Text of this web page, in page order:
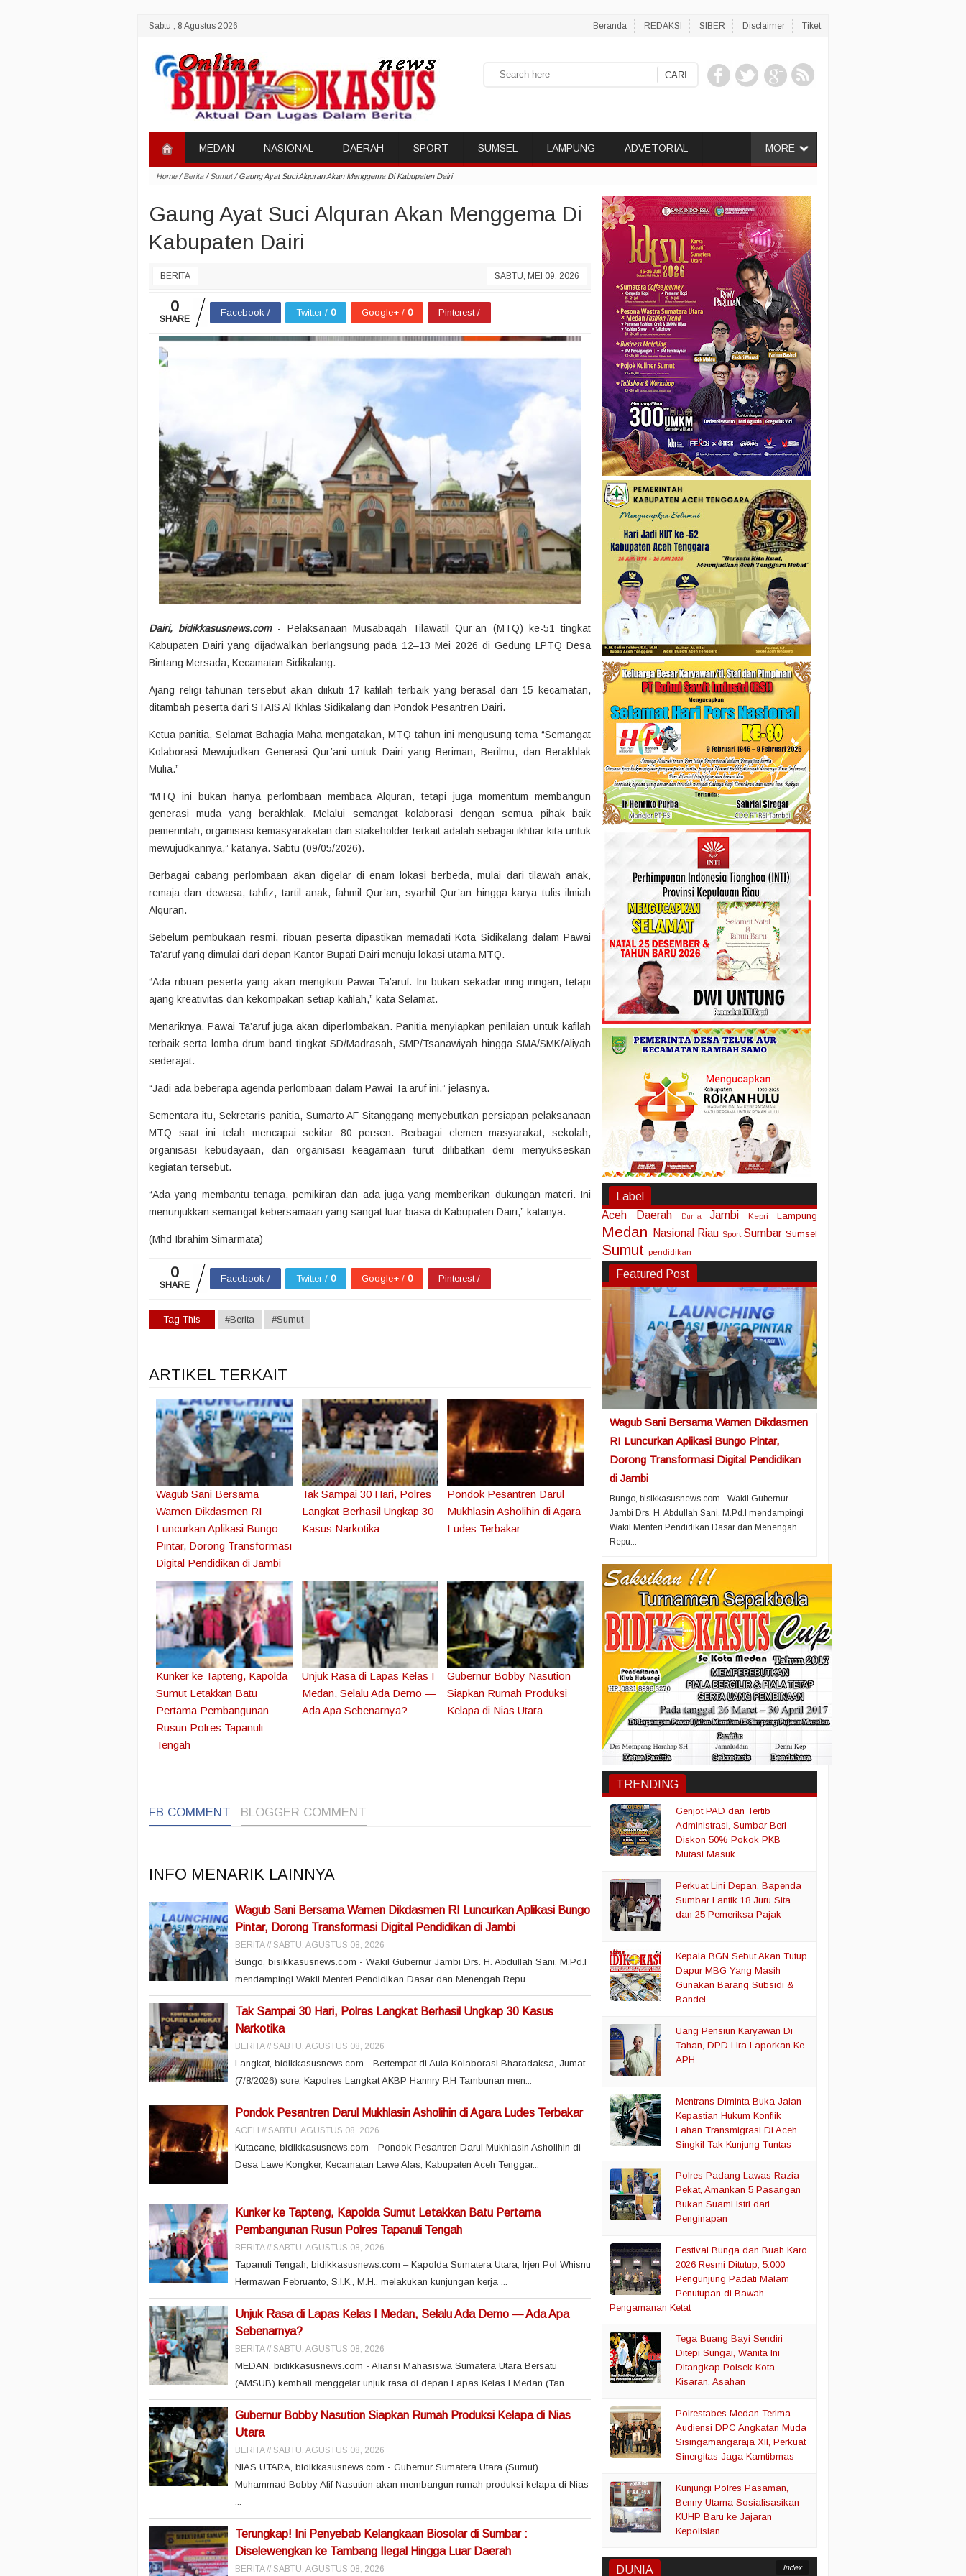
Sabtu , 8 Agustus 2026 Beranda REDAKSI SIBER Disclaimer Tiket
MORE
MEDAN NASIONAL DAERAH SPORT SUMSEL LAMPUNG ADVETORIAL
Home/Berita/Sumut/Gaung Ayat Suci Alquran Akan Menggema Di Kabupaten Dairi
Gaung Ayat Suci Alquran Akan Menggema Di
Kabupaten Dairi
BERITA SABTU, MEI 09, 2026
0
SHARE
Facebook / Twitter / 0 Google+ / 0 Pinterest /
Dairi, bidikkasusnews.com- Pelaksanaan Musabaqah Tilawatil Qur’an (MTQ) ke-51 tingkat
Kabupaten Dairi yang dijadwalkan berlangsung pada 12–13 Mei 2026 di Gedung LPTQ Desa
Bintang Mersada, Kecamatan Sidikalang.
Ajang religi tahunan tersebut akan diikuti 17 kafilah terbaik yang berasal dari 15 kecamatan,
ditambah peserta dari STAIS Al Ikhlas Sidikalang dan Pondok Pesantren Dairi.
Ketua panitia, Selamat Bahagia Maha mengatakan, MTQ tahun ini mengusung tema “Semangat
Kolaborasi Mewujudkan Generasi Qur’ani untuk Dairi yang Beriman, Berilmu, dan Berakhlak
Mulia.”
“MTQ ini bukan hanya perlombaan membaca Alquran, tetapi juga momentum membangun
generasi muda yang berakhlak. Melalui semangat kolaborasi dengan semua pihak baik
pemerintah, organisasi kemasyarakatan dan stakeholder terkait adalah sebagai ikhtiar kita untuk
mewujudkannya,” katanya. Sabtu (09/05/2026).
Berbagai cabang perlombaan akan digelar di enam lokasi berbeda, mulai dari tilawah anak,
remaja dan dewasa, tahfiz, tartil anak, fahmil Qur’an, syarhil Qur’an hingga karya tulis ilmiah
Alquran.
Sebelum pembukaan resmi, ribuan peserta dipastikan memadati Kota Sidikalang dalam Pawai
Ta’aruf yang dimulai dari depan Kantor Bupati Dairi menuju lokasi utama MTQ.
“Ada ribuan peserta yang akan mengikuti Pawai Ta’aruf. Ini bukan sekadar iring-iringan, tetapi
ajang kreativitas dan kekompakan setiap kafilah,” kata Selamat.
Menariknya, Pawai Ta’aruf juga akan diperlombakan. Panitia menyiapkan penilaian untuk kafilah
terbaik serta lomba drum band tingkat SD/Madrasah, SMP/Tsanawiyah hingga SMA/SMK/Aliyah
sederajat.
“Jadi ada beberapa agenda perlombaan dalam Pawai Ta’aruf ini,” jelasnya.
Sementara itu, Sekretaris panitia, Sumarto AF Sitanggang menyebutkan persiapan pelaksanaan
MTQ saat ini telah mencapai sekitar 80 persen. Berbagai elemen masyarakat, sekolah,
organisasi kebudayaan, dan organisasi keagamaan turut dilibatkan demi menyukseskan
kegiatan tersebut.
“Ada yang membantu tenaga, pemikiran dan ada juga yang memberikan dukungan materi. Ini
menunjukkan semangat kebersamaan yang sangat luar biasa di Kabupaten Dairi,” katanya.
(Mhd Ibrahim Simarmata)
0
SHARE
Facebook / Twitter / 0 Google+ / 0 Pinterest /
Tag This #Berita #Sumut
ARTIKEL TERKAIT
Wagub Sani Bersama
Wamen Dikdasmen RI
Luncurkan Aplikasi Bungo
Pintar, Dorong Transformasi
Digital Pendidikan di Jambi
Tak Sampai 30 Hari, Polres
Langkat Berhasil Ungkap 30
Kasus Narkotika
Pondok Pesantren Darul
Mukhlasin Asholihin di Agara
Ludes Terbakar
Kunker ke Tapteng, Kapolda
Sumut Letakkan Batu
Pertama Pembangunan
Rusun Polres Tapanuli
Tengah
Unjuk Rasa di Lapas Kelas I
Medan, Selalu Ada Demo —
Ada Apa Sebenarnya?
Gubernur Bobby Nasution
Siapkan Rumah Produksi
Kelapa di Nias Utara
FB COMMENT BLOGGER COMMENT
INFO MENARIK LAINNYA
Wagub Sani Bersama Wamen Dikdasmen RI Luncurkan Aplikasi Bungo
Pintar, Dorong Transformasi Digital Pendidikan di Jambi
BERITA SABTU, AGUSTUS 08, 2026
Bungo, bisikkasusnews.com - Wakil Gubernur Jambi Drs. H. Abdullah Sani, M.Pd.I
mendampingi Wakil Menteri Pendidikan Dasar dan Menengah Repu...
Tak Sampai 30 Hari, Polres Langkat Berhasil Ungkap 30 Kasus
Narkotika
BERITA SABTU, AGUSTUS 08, 2026
Langkat, bidikkasusnews.com - Bertempat di Aula Kolaborasi Bharadaksa, Jumat
(7/8/2026) sore, Kapolres Langkat AKBP Hannry P.H Tambunan men...
Pondok Pesantren Darul Mukhlasin Asholihin di Agara Ludes Terbakar
ACEH SABTU, AGUSTUS 08, 2026
Kutacane, bidikkasusnews.com - Pondok Pesantren Darul Mukhlasin Asholihin di
Desa Lawe Kongker, Kecamatan Lawe Alas, Kabupaten Aceh Tenggar...
Kunker ke Tapteng, Kapolda Sumut Letakkan Batu Pertama
Pembangunan Rusun Polres Tapanuli Tengah
BERITA SABTU, AGUSTUS 08, 2026
Tapanuli Tengah, bidikkasusnews.com – Kapolda Sumatera Utara, Irjen Pol Whisnu
Hermawan Februanto, S.I.K., M.H., melakukan kunjungan kerja ...
Unjuk Rasa di Lapas Kelas I Medan, Selalu Ada Demo — Ada Apa
Sebenarnya?
BERITA SABTU, AGUSTUS 08, 2026
MEDAN, bidikkasusnews.com - Aliansi Mahasiswa Sumatera Utara Bersatu
(AMSUB) kembali menggelar unjuk rasa di depan Lapas Kelas I Medan (Tan...
Gubernur Bobby Nasution Siapkan Rumah Produksi Kelapa di Nias
Utara
BERITA SABTU, AGUSTUS 08, 2026
NIAS UTARA, bidikkasusnews.com - Gubernur Sumatera Utara (Sumut)
Muhammad Bobby Afif Nasution akan membangun rumah produksi kelapa di Nias
...
Terungkap! Ini Penyebab Kelangkaan Biosolar di Sumbar :
Diselewengkan ke Tambang Ilegal Hingga Luar Daerah
BERITA SABTU, AGUSTUS 08, 2026
Label
Aceh
Daerah Dunia Jambi Kepri Lampung
Medan Nasional Riau Sport Sumbar Sumsel
Sumut pendidikan
Featured Post
Wagub Sani Bersama Wamen Dikdasmen
RI Luncurkan Aplikasi Bungo Pintar,
Dorong Transformasi Digital Pendidikan
di Jambi
Bungo, bisikkasusnews.com - Wakil Gubernur
Jambi Drs. H. Abdullah Sani, M.Pd.I mendampingi
Wakil Menteri Pendidikan Dasar dan Menengah
Repu...
TRENDING
Genjot PAD dan Tertib
Administrasi, Sumbar Beri
Diskon 50% Pokok PKB
Mutasi Masuk
Perkuat Lini Depan, Bapenda
Sumbar Lantik 18 Juru Sita
dan 25 Pemeriksa Pajak
Kepala BGN Sebut Akan Tutup
Dapur MBG Yang Masih
Gunakan Barang Subsidi &
Bandel
Uang Pensiun Karyawan Di
Tahan, DPD Lira Laporkan Ke
APH
Mentrans Diminta Buka Jalan
Kepastian Hukum Konflik
Lahan Transmigrasi Di Aceh
Singkil Tak Kunjung Tuntas
Polres Padang Lawas Razia
Pekat, Amankan 5 Pasangan
Bukan Suami Istri dari
Penginapan
Festival Bunga dan Buah Karo
2026 Resmi Ditutup, 5.000
Pengunjung Padati Malam
Penutupan di Bawah
Pengamanan Ketat
Tega Buang Bayi Sendiri
Ditepi Sungai, Wanita Ini
Ditangkap Polsek Kota
Kisaran, Asahan
Polrestabes Medan Terima
Audiensi DPC Angkatan Muda
Sisingamangaraja XII, Perkuat
Sinergitas Jaga Kamtibmas
Kunjungi Polres Pasaman,
Benny Utama Sosialisasikan
KUHP Baru ke Jajaran
Kepolisian
DUNIA Index